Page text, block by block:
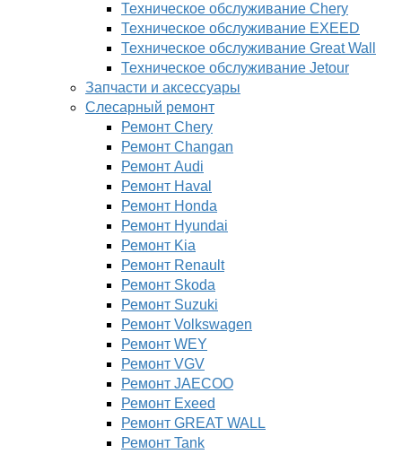
Техническое обслуживание Chery
Техническое обслуживание EXEED
Техническое обслуживание Great Wall
Техническое обслуживание Jetour
Запчасти и аксессуары
Слесарный ремонт
Ремонт Chery
Ремонт Changan
Ремонт Audi
Ремонт Haval
Ремонт Honda
Ремонт Hyundai
Ремонт Kia
Ремонт Renault
Ремонт Skoda
Ремонт Suzuki
Ремонт Volkswagen
Ремонт WEY
Ремонт VGV
Ремонт JAECOO
Ремонт Exeed
Ремонт GREAT WALL
Ремонт Tank